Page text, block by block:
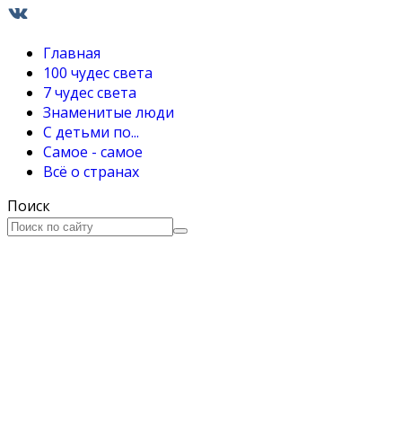
Главная
100 чудес света
7 чудес света
Знаменитые люди
С детьми по...
Самое - самое
Всё о странах
Поиск